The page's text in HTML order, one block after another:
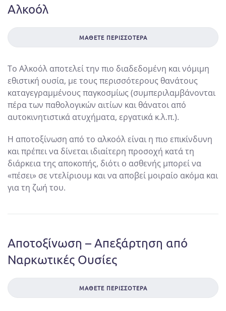
Αλκοόλ
ΜΆΘΕΤΕ ΠΕΡΙΣΣΌΤΕΡΑ
Το Αλκοόλ αποτελεί την πιο διαδεδομένη και νόμιμη
εθιστική ουσία, με τους περισσότερους θανάτους
καταγεγραμμένους παγκοσμίως (συμπεριλαμβάνονται
πέρα των παθολογικών αιτίων και θάνατοι από
αυτοκινητιστικά ατυχήματα, εργατικά κ.λ.π.).
Η αποτοξίνωση από το αλκοόλ είναι η πιο επικίνδυνη
και πρέπει να δίνεται ιδιαίτερη προσοχή κατά τη
διάρκεια της αποκοπής, διότι ο ασθενής μπορεί να
«πέσει» σε ντελίριουμ και να αποβεί μοιραίο ακόμα και
για τη ζωή του.
Αποτοξίνωση – Απεξάρτηση από
Ναρκωτικές Ουσίες
ΜΆΘΕΤΕ ΠΕΡΙΣΣΌΤΕΡΑ